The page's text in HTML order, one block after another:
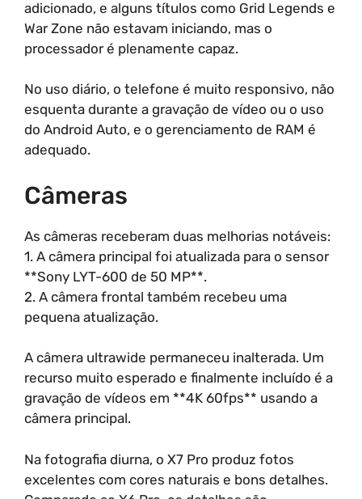
adicionado, e alguns títulos como Grid Legends e
War Zone não estavam iniciando, mas o
processador é plenamente capaz.
No uso diário, o telefone é muito responsivo, não
esquenta durante a gravação de vídeo ou o uso
do Android Auto, e o gerenciamento de RAM é
adequado.
Câmeras
As câmeras receberam duas melhorias notáveis:
1. A câmera principal foi atualizada para o sensor
**Sony LYT-600 de 50 MP**.
2. A câmera frontal também recebeu uma
pequena atualização.
A câmera ultrawide permaneceu inalterada. Um
recurso muito esperado e finalmente incluído é a
gravação de vídeos em **4K 60fps** usando a
câmera principal.
Na fotografia diurna, o X7 Pro produz fotos
excelentes com cores naturais e bons detalhes.